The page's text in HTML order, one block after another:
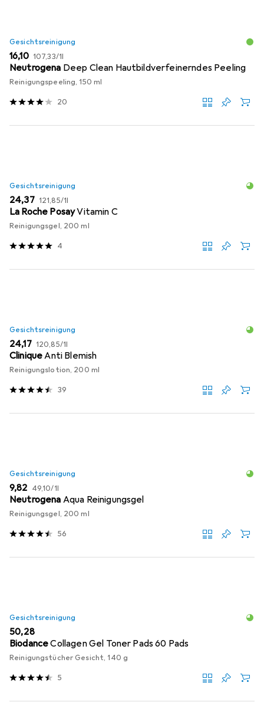
Gesichtsreinigung
EUR
16,10 EUR
107,33/1l
Neutrogena Deep Clean Hautbildverfeinerndes Peeling
Reinigungspeeling, 150 ml
20
Gesichtsreinigung
EUR
24,37 EUR
121,85/1l
La Roche PosayVitamin C
Reinigungsgel, 200 ml
4
Gesichtsreinigung
EUR
24,17 EUR
120,85/1l
CliniqueAnti Blemish
Reinigungslotion, 200 ml
39
Gesichtsreinigung
EUR
9,82 EUR
49,10/1l
Neutrogena Aqua Reinigungsgel
Reinigungsgel, 200 ml
56
Gesichtsreinigung
EUR
50,28
BiodanceCollagen Gel Toner Pads 60 Pads
Reinigungstücher Gesicht, 140 g
5